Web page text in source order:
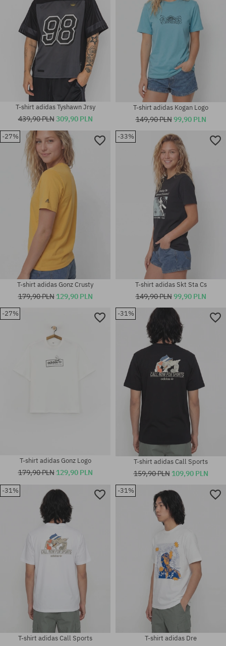
Dostępne rozmiary:
S; M; L; XL
Dostępne rozmiary:
Dostępne rozmiary:
T-shirt adidas Tyshawn Jrsy
439,90 PLN309,90 PLN
Dostępne rozmiary:
T-shirt adidas Kogan Logo
149,90 PLN99,90 PLN
-27%
Dostępne rozmiary:
T-shirt adidas Gonz Crusty
179,90 PLN 129,90 PLN
-33%
Dostępne rozmiary:
T-shirt adidas Skt Sta Cs
149,90 PLN99,90 PLN
-27%
T-shirt adidas Gonz Logo
179,90 PLN 129,90 PLN
-31%
T-shirt adidas Call Sports
159,90 PLN 109,90 PLN
-31%
T-shirt adidas Call Sports
-31%
T-shirt adidas Dre